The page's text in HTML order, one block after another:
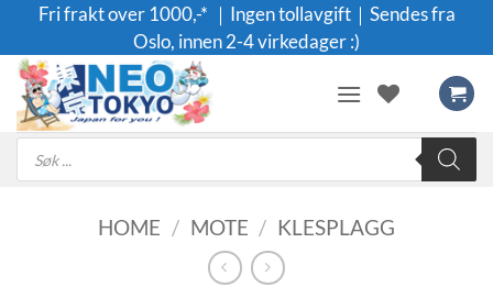
content
Fri frakt over 1000,-* ｜Ingen tollavgift｜Sendes fra
Oslo, innen 2-4 virkedager :)
Products
search
HOME / MOTE / KLESPLAGG